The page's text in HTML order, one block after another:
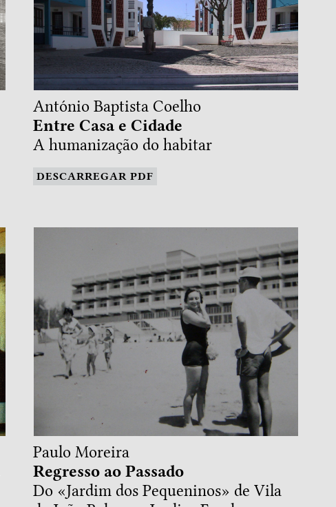
António Baptista Coelho
Entre Casa e Cidade
A humanização do habitar
DESCARREGAR PDF
Paulo Moreira
Regresso ao Passado
Do «Jardim dos Pequeninos» de Vila